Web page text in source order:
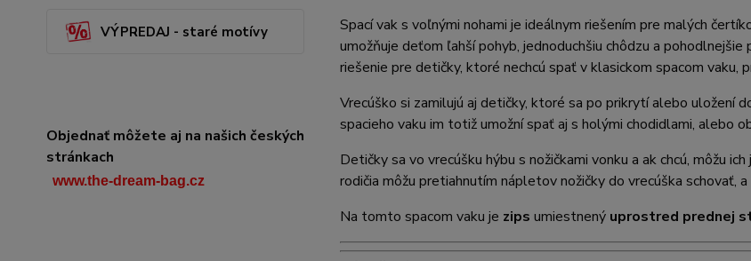
VÝPREDAJ - staré motívy
Objednať môžete aj na našich českých
stránkach
www.the-dream-bag.cz
Spací vak s voľnými nohami je ideálnym riešením pre malých
umožňuje deťom ľahší pohyb, jednoduchšiu chôdzu a
riešenie pre detičky, ktoré nechcú spať v klasickom spacom vaku,
Vrecúško si zamilujú aj detičky, ktoré sa po prikrytí alebo uložení
spacieho vaku im totiž umožní spať aj s holými chodidlami, alebo
Detičky sa vo vrecúšku hýbu s nožičkami vonku a ak chcú, môžu
rodičia môžu pretiahnutím nápletov nožičky do vrecúška schovať,
Na tomto spacom vaku je zips umiestnený uprostred prednej